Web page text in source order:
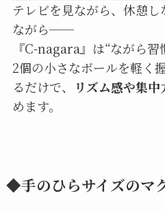
テレビを見ながら、休憩
ながら──
『C-nagara』は“ながら習
2個の小さなボールを軽く
るだけで、
リズム感や集中
めます。
◆手のひらサイズのマ